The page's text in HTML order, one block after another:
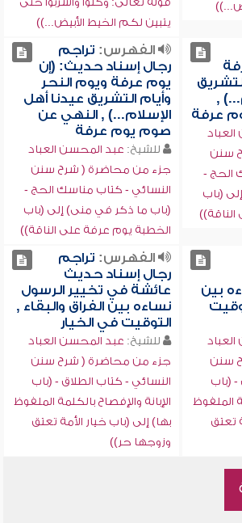
يتبين لكم الخيط الأبيض...))
,
عرفة
سنن
الحج -
(باب
الفهرس: تراجم
رجال إسناد حديث: (إن
يوم عرفة ويوم النحر
وأيام التشريق عيدنا أهل
الإسلام...) , النهي عن
صوم يوم عرفة
للشيخ: عبد المحسن العباد
جزء من محاضرة ( شرح سنن
النسائي - كتاب مناسك الحج -
(باب ما ذكر في منى) إلى (باب
الخطبة يوم عرفة على الناقة))
بين
سنن
- (باب
الملفوظ
تعتق
الفهرس: تراجم
رجال إسناد حديث
عائشة في تخيير الرسول
نساءه بين الفراق والبقاء ,
التوقيت في الخيار
للشيخ: عبد المحسن العباد
جزء من محاضرة ( شرح سنن
النسائي - كتاب الطلاق - (باب
الإبانة والإفصاح بالكلمة الملفوظ
بها) إلى (باب خيار الأمة تعتق
وزوجها حر))